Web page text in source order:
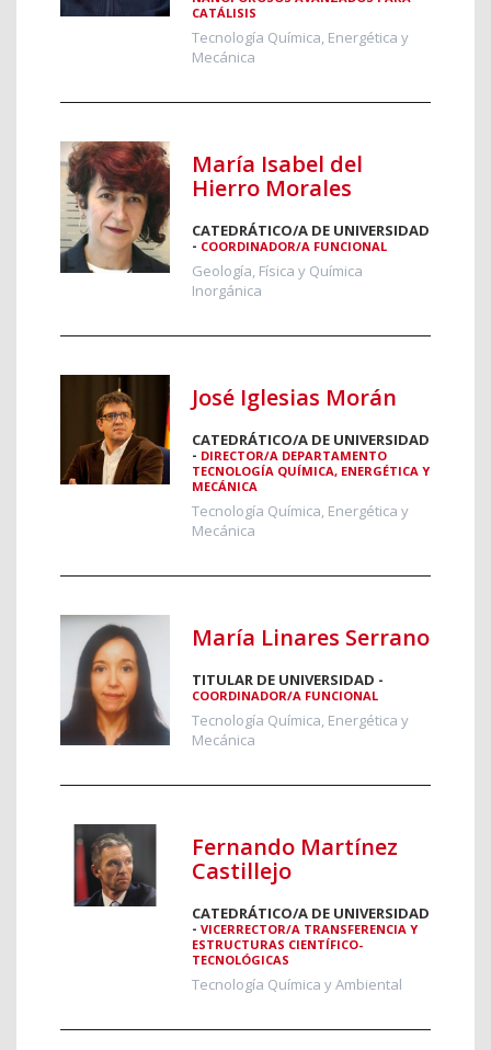
CATÁLISIS
Tecnología Química, Energética y
Mecánica
María Isabel del
Hierro Morales
CATEDRÁTICO/A DE UNIVERSIDAD
- COORDINADOR/A FUNCIONAL
Geología, Física y Química
Inorgánica
José Iglesias Morán
CATEDRÁTICO/A DE UNIVERSIDAD
- DIRECTOR/A DEPARTAMENTO
TECNOLOGÍA QUÍMICA, ENERGÉTICA Y
MECÁNICA
Tecnología Química, Energética y
Mecánica
María Linares Serrano
TITULAR DE UNIVERSIDAD -
COORDINADOR/A FUNCIONAL
Tecnología Química, Energética y
Mecánica
Fernando Martínez
Castillejo
CATEDRÁTICO/A DE UNIVERSIDAD
- VICERRECTOR/A TRANSFERENCIA Y
ESTRUCTURAS CIENTÍFICO-
TECNOLÓGICAS
Tecnología Química y Ambiental